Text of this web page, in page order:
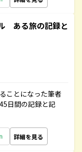
ある旅の記録と
ことになった筆者
日間の記録と記
詳細を見る